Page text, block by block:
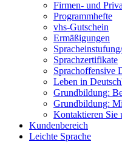
Firmen- und
Programmhefte
vhs-Gutschein
Ermäßigungen
Sprachzertifikate
Sprachoffensive
Leben in
Grundbildung:
Grundbildung:
Kontaktieren Sie
Kundenbereich
Leichte Sprache